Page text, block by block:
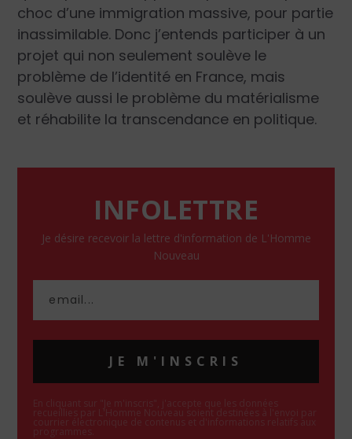
choc d’une immigration massive, pour partie
inassimila­ble. Donc j’entends participer à un
projet qui non seulement soulève le
problème de l’identité en France, mais
soulève aussi le problème du matérialisme
et réhabilite la transcendance en politique.
INFOLETTRE
Je désire recevoir la lettre d'information de L'Homme
Nouveau
JE M'INSCRIS
En cliquant sur "Je m'inscris", j'accepte que les données
recueillies par L'Homme Nouveau soient destinées à l'envoi par
courrier électronique de contenus et d'informations relatifs aux
programmes.